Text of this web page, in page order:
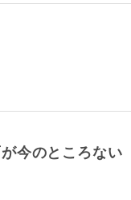
今のところない